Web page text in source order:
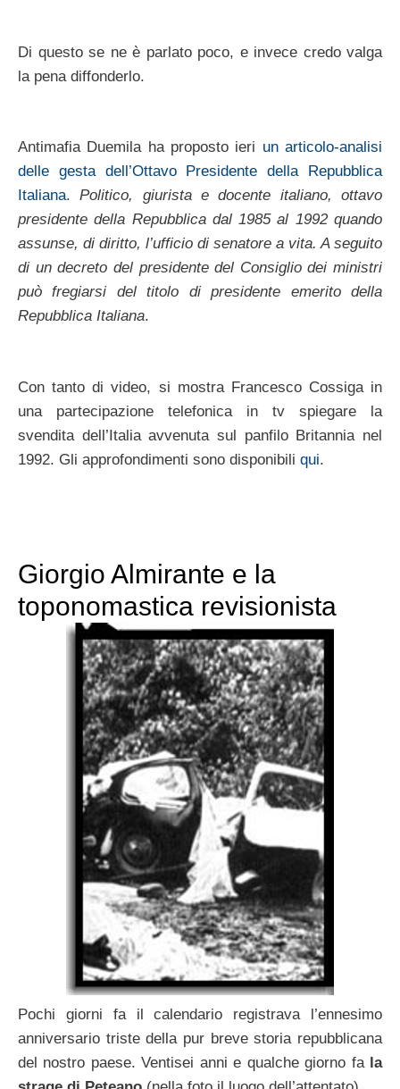
Di questo se ne è parlato poco, e invece credo valga
la pena diffonderlo.
Antimafia Duemila ha proposto ieri un articolo-analisi
delle gesta dell’Ottavo Presidente della Repubblica
Italiana.Politico, giurista e docente italiano, ottavo
presidente della Repubblica dal 1985 al 1992 quando
assunse, di diritto, l’ufficio di senatore a vita. A seguito
di un decreto del presidente del Consiglio dei ministri
può fregiarsi del titolo di presidente emerito della
Repubblica Italiana.
Con tanto di video, si mostra Francesco Cossiga in
una partecipazione telefonica in tv spiegare la
svendita dell’Italia avvenuta sul panfilo Britannia nel
1992. Gli approfondimenti sono disponibili qui.
Giorgio Almirante e la
toponomastica revisionista
Pochi giorni fa il calendario registrava l’ennesimo
anniversario triste della pur breve storia repubblicana
del nostro paese. Ventisei anni e qualche giorno fa la